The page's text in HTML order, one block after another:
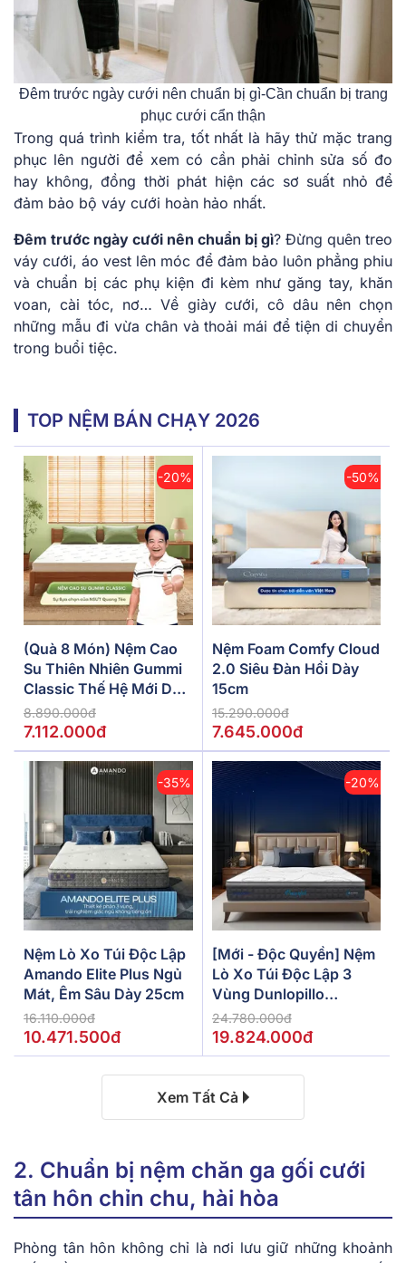
Đêm trước ngày cưới nên chuẩn bị gì-Cần chuẩn bị trang
phục cưới cẩn thận
Trong quá trình kiểm tra, tốt nhất là hãy thử mặc trang
phục lên người để xem có cần phải chỉnh sửa số đo
hay không, đồng thời phát hiện các sơ suất nhỏ để
đảm bảo bộ váy cưới hoàn hảo nhất.
Đêm trước ngày cưới nên chuẩn bị gì? Đừng quên treo
váy cưới, áo vest lên móc để đảm bảo luôn phẳng phiu
và chuẩn bị các phụ kiện đi kèm như găng tay, khăn
voan, cài tóc, nơ… Về giày cưới, cô dâu nên chọn
những mẫu đi vừa chân và thoải mái để tiện di chuyển
trong buổi tiệc.
TOP NỆM BÁN CHẠY 2026
-20%
(Quà 8 Món) Nệm Cao
Su Thiên Nhiên Gummi
Classic Thế Hệ Mới Dày
5/10/15cm
8.890.000đ
7.112.000đ
-50%
Nệm Foam Comfy Cloud
2.0 Siêu Đàn Hồi Dày
15cm
15.290.000đ
7.645.000đ
-35%
Nệm Lò Xo Túi Độc Lập
Amando Elite Plus Ngủ
Mát, Êm Sâu Dày 25cm
16.110.000đ
10.471.500đ
-20%
[Mới - Độc Quyền] Nệm
Lò Xo Túi Độc Lập 3
Vùng Dunlopillo
De.Stress Powerful
24.780.000đ
19.824.000đ
Xem Tất Cả
2. Chuẩn bị nệm chăn ga gối cưới
tân hôn chỉn chu, hài hòa
Phòng tân hôn không chỉ là nơi lưu giữ những khoảnh